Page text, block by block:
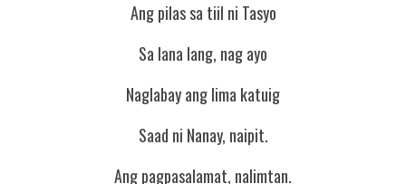
Ang pilas sa tiil ni Tasyo
Sa lana lang, nag ayo
Naglabay ang lima katuig
Saad ni Nanay, naipit.
Ang pagpasalamat, nalimtan.